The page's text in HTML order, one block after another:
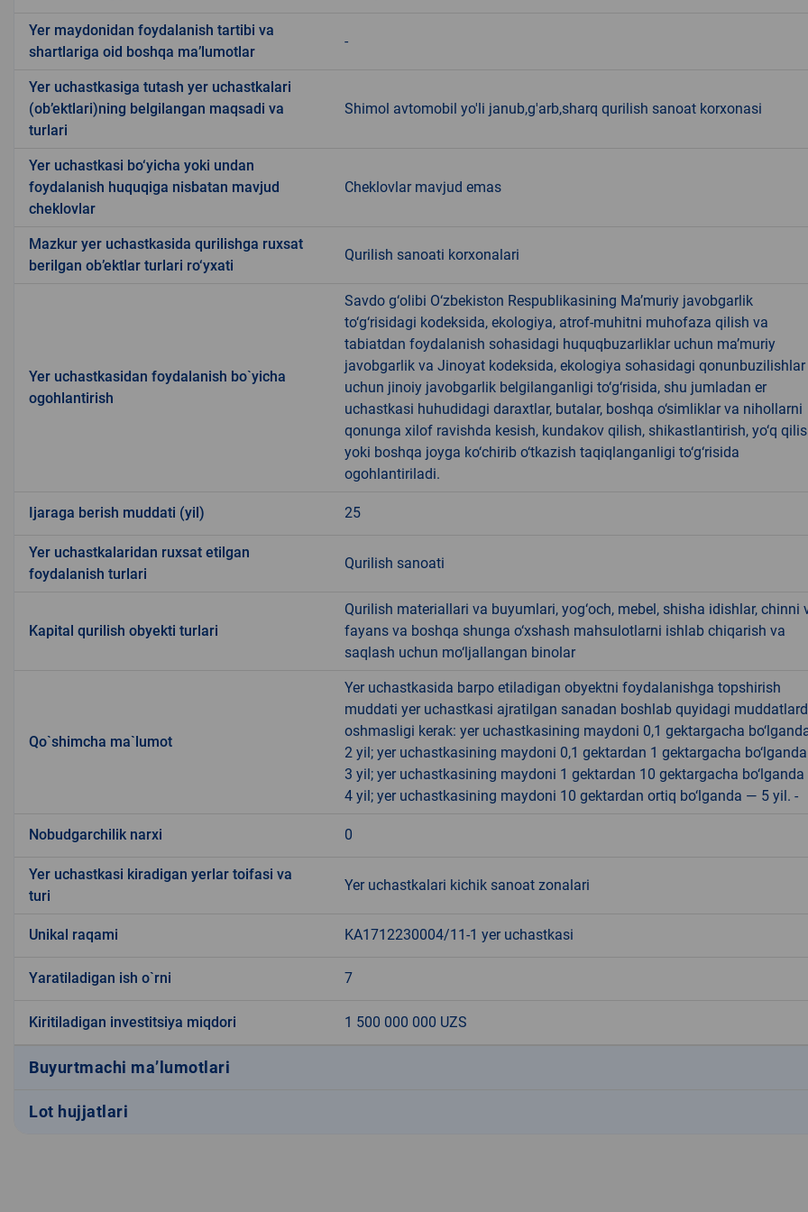
Yer maydonidan foydalanish tartibi va
shartlariga oid boshqa ma’lumotlar
-
Yer uchastkasiga tutash yer uchastkalari
(ob’ektlari)ning belgilangan maqsadi va
turlari
Shimol avtomobil yo'li janub,g'arb,sharq qurilish sanoat korxonasi
Yer uchastkasi bo‘yicha yoki undan
foydalanish huquqiga nisbatan mavjud
cheklovlar
Cheklovlar mavjud emas
Mazkur yer uchastkasida qurilishga ruxsat
berilgan ob’ektlar turlari ro‘yxati
Qurilish sanoati korxonalari
Yer uchastkasidan foydalanish bo`yicha
ogohlantirish
Savdo g‘olibi O‘zbekiston Respublikasining Ma’muriy javobgarlik
to‘g‘risidagi kodeksida, ekologiya, atrof-muhitni muhofaza qilish va
tabiatdan foydalanish sohasidagi huquqbuzarliklar uchun ma’muriy
javobgarlik va Jinoyat kodeksida, ekologiya sohasidagi qonunbuzilishlar
uchun jinoiy javobgarlik belgilanganligi to‘g‘risida, shu jumladan er
uchastkasi huhudidagi daraxtlar, butalar, boshqa o‘simliklar va nihollarni
qonunga xilof ravishda kesish, kundakov qilish, shikastlantirish, yo‘q
yoki boshqa joyga ko‘chirib o‘tkazish taqiqlanganligi to‘g‘risida
ogohlantiriladi.
Ijaraga berish muddati (yil) 25
Yer uchastkalaridan ruxsat etilgan
foydalanish turlari
Qurilish sanoati
Kapital qurilish obyekti turlari
Qurilish materiallari va buyumlari, yog‘och, mebel, shisha idishlar, chinni
fayans va boshqa shunga o‘xshash mahsulotlarni ishlab chiqarish va
saqlash uchun mo‘ljallangan binolar
Qo`shimcha ma`lumot
Yer uchastkasida barpo etiladigan obyektni foydalanishga topshirish
muddati yer uchastkasi ajratilgan sanadan boshlab quyidagi
oshmasligi kerak: yer uchastkasining maydoni 0,1 gektargacha
2 yil; yer uchastkasining maydoni 0,1 gektardan 1 gektargacha
3 yil; yer uchastkasining maydoni 1 gektardan 10 gektargacha
4 yil; yer uchastkasining maydoni 10 gektardan ortiq bo‘lganda — 5 yil. -
Nobudgarchilik narxi 0
Yer uchastkasi kiradigan yerlar toifasi va
turi
Yer uchastkalari kichik sanoat zonalari
Unikal raqami KA1712230004/11-1 yer uchastkasi
Yaratiladigan ish o`rni 7
Kiritiladigan investitsiya miqdori 1 500 000 000 UZS
Buyurtmachi ma’lumotlari
Lot hujjatlari